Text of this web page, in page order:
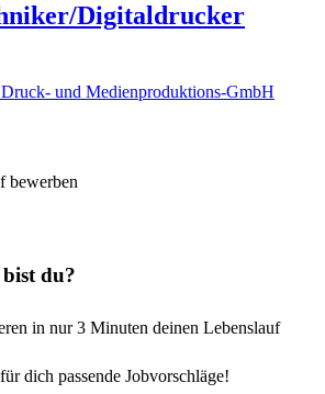
Digitaldrucker
und Medienproduktions-GmbH
bewerben
du?
in nur 3 Minuten deinen Lebenslauf
dich passende Jobvorschläge!